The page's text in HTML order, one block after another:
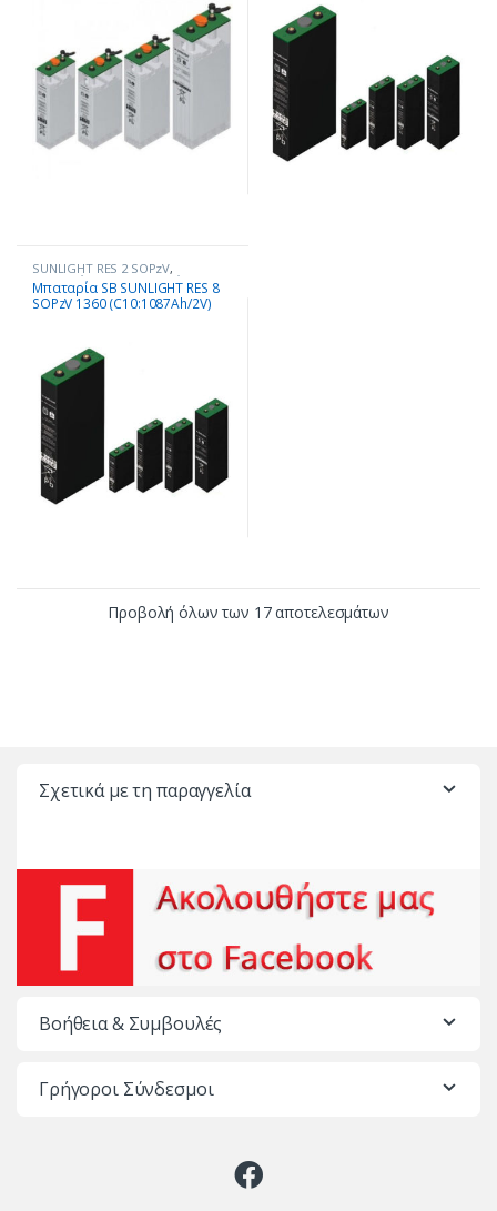
SUNLIGHT RES 2 SOPzV,
Μπαταρίες - Συσσωρευτές
Μπαταρία SB SUNLIGHT RES 8
SOPzV 1360 (C10:1087Ah/2V)
Προβολή όλων των 17 αποτελεσμάτων
Σχετικά με τη παραγγελία
Βοήθεια & Συμβουλές
Γρήγοροι Σύνδεσμοι